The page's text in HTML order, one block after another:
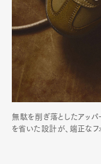
無駄を削ぎ落としたアッパ
を省いた設計が、端正なフ